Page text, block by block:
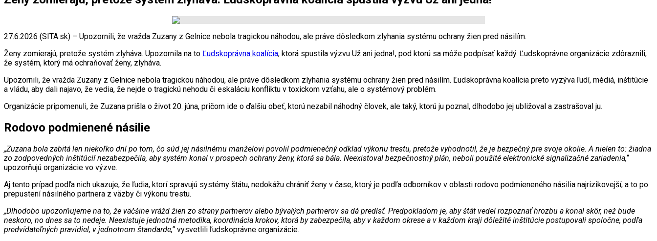
27.6.2026 (SITA.sk) – Upozornili, že vražda Zuzany z Gelnice nebola tragickou náhodou, ale práve dôsledkom zlyhania systému ochrany žien pred násilím.
Ženy zomierajú, pretože systém zlyháva. Upozornila na to Ľudskoprávna koalícia, ktorá spustila výzvu Už ani jedna!, pod ktorú sa môže podpísať každý. Ľudskoprávne organizácie zdôraznili,
že systém, ktorý má ochraňovať ženy, zlyháva.
Upozornili, že vražda Zuzany z Gelnice nebola tragickou náhodou, ale práve dôsledkom zlyhania systému ochrany žien pred násilím. Ľudskoprávna koalícia preto vyzýva ľudí, médiá, inštitúcie
a vládu, aby dali najavo, že vedia, že nejde o tragickú nehodu či eskaláciu konfliktu v toxickom vzťahu, ale o systémový problém.
Organizácie pripomenuli, že Zuzana prišla o život 20. júna, pričom ide o ďalšiu obeť, ktorú nezabil náhodný človek, ale taký, ktorú ju poznal, dlhodobo jej ubližoval a zastrašoval ju.
Rodovo podmienené násilie
„Zuzana bola zabitá len niekoľko dní po tom, čo súd jej násilnému manželovi povolil podmienečný odklad výkonu trestu, pretože vyhodnotil, že je bezpečný pre svoje okolie. A nielen to: žiadna
zo zodpovedných inštitúcií nezabezpečila, aby systém konal v prospech ochrany ženy, ktorá sa bála. Neexistoval bezpečnostný plán, neboli použité elektronické signalizačné zariadenia,“
upozorňujú organizácie vo výzve.
Aj tento prípad podľa nich ukazuje, že ľudia, ktorí spravujú systémy štátu, nedokážu chrániť ženy v čase, ktorý je podľa odborníkov v oblasti rodovo podmieneného násilia najrizikovejší, a to po
prepustení násilného partnera z väzby či výkonu trestu.
„Dlhodobo upozorňujeme na to, že väčšine vrážd žien zo strany partnerov alebo bývalých partnerov sa dá predísť. Predpokladom je, aby štát vedel rozpoznať hrozbu a konal skôr, než bude
neskoro, no dnes sa to nedeje. Neexistuje jednotná metodika, koordinácia krokov, ktorá by zabezpečila, aby v každom okrese a v každom kraji dôležité inštitúcie postupovali spoločne, podľa
predvídateľných pravidiel, v jednotnom štandarde,“vysvetlili ľudskoprávne organizácie.